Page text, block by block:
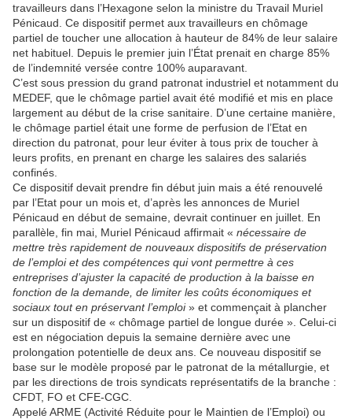
travailleurs dans l’Hexagone selon la ministre du Travail Muriel
Pénicaud. Ce dispositif permet aux travailleurs en chômage
partiel de toucher une allocation à hauteur de 84% de leur salaire
net habituel. Depuis le premier juin l’État prenait en charge 85%
de l’indemnité versée contre 100% auparavant.
C’est sous pression du grand patronat industriel et notamment du
MEDEF, que le chômage partiel avait été modifié et mis en place
largement au début de la crise sanitaire. D’une certaine manière,
le chômage partiel était une forme de perfusion de l’Etat en
direction du patronat, pour leur éviter à tous prix de toucher à
leurs profits, en prenant en charge les salaires des salariés
confinés.
Ce dispositif devait prendre fin début juin mais a été renouvelé
par l’Etat pour un mois et, d’après les annonces de Muriel
Pénicaud en début de semaine, devrait continuer en juillet. En
parallèle, fin mai, Muriel Pénicaud affirmait « nécessaire de
mettre très rapidement de nouveaux dispositifs de préservation
de l’emploi et des compétences qui vont permettre à ces
entreprises d’ajuster la capacité de production à la baisse en
fonction de la demande, de limiter les coûts économiques et
sociaux tout en préservant l’emploi » et commençait à plancher
sur un dispositif de « chômage partiel de longue durée ». Celui-ci
est en négociation depuis la semaine dernière avec une
prolongation potentielle de deux ans. Ce nouveau dispositif se
base sur le modèle proposé par le patronat de la métallurgie, et
par les directions de trois syndicats représentatifs de la branche :
CFDT, FO et CFE-CGC.
Appelé ARME (Activité Réduite pour le Maintien de l’Emploi) ou